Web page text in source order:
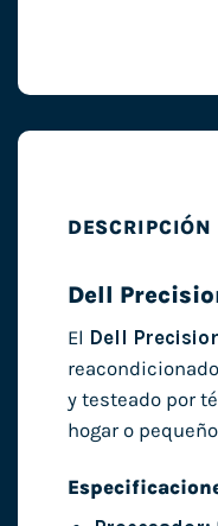
DESCRIPCIÓN
Dell
El Dell
y testeado por
hogar o